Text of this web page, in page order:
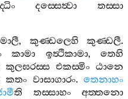
දස‍්සෙත්‍වා
තස‍්සා
මාලී, කුණ‍්ඩලෙහි කුණ‍්ඩලී.
කාමා ඉත්‍ථිකාමා,තෙහි
කුලඝරස‍්ස එකස‍්මිං ඨානෙ
කතං වාසාගාරං. තෙනාහං
ති තස‍්සාහං
අත‍්තනො